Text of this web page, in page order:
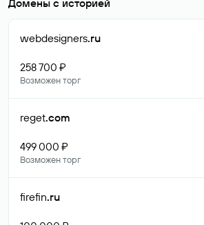
Домены с историей
webdesigners.ru
258 700 ₽
Возможен торг
reget.com
499 000 ₽
Возможен торг
firefin.ru